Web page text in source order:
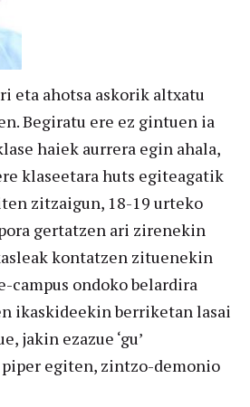
eta ahotsa askorik altxatu
Begiratu ere ez gintuen ia
haiek aurrera egin ahala,
klaseetara huts egiteagatik
zitzaigun, 18-19 urteko
gertatzen ari zirenekin
kontatzen zituenekin
campus ondoko belardira
ikaskideekin berriketan lasai
jakin ezazue ‘gu’
egiten, zintzo-demonio